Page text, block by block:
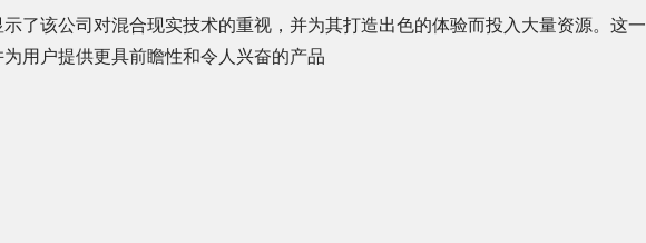
了该公司对混合现实技术的重视，并为其打造出色的体验而投入大量资源。这一
用户提供更具前瞻性和令人兴奋的产品